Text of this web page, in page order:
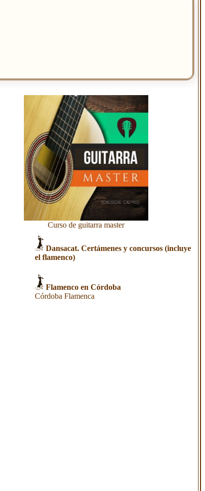
Curso de guitarra master
Dansacat. Certámenes y concursos (incluye
el flamenco)
Flamenco en Córdoba
Córdoba Flamenca